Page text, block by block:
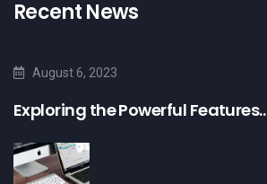
Recent News
August 6, 2023
Exploring the Powerful Features..